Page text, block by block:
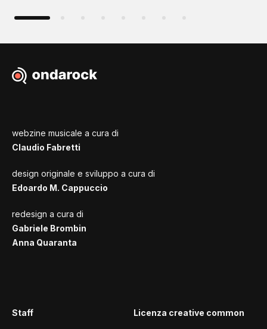
webzine musicale a cura di
Claudio Fabretti
design originale e sviluppo a cura di
Edoardo M. Cappuccio
redesign a cura di
Gabriele Brombin
Anna Quaranta
Staff
Licenza creative common